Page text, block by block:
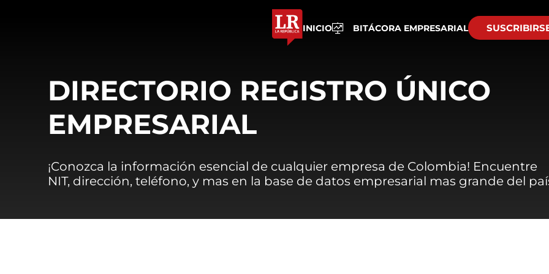
INICIO BITÁCORA EMPRESARIAL
DIRECTORIO REGISTRO ÚNICO
EMPRESARIAL
¡Conozca la información esencial de cualquier empresa de Colombia! Encuentre
NIT, dirección, teléfono, y mas en la base de datos empresarial mas grande del